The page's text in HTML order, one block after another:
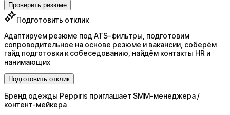
Проверить резюме
Подготовить отклик
Адаптируем резюме под ATS-фильтры, подготовим
сопроводительное на основе резюме и вакансии, соберём
гайд подготовки к собеседованию, найдём контакты HR и
нанимающих
Подготовить отклик
Бренд одежды Peppiris приглашает SMM-менеджера /
контент-мейкера